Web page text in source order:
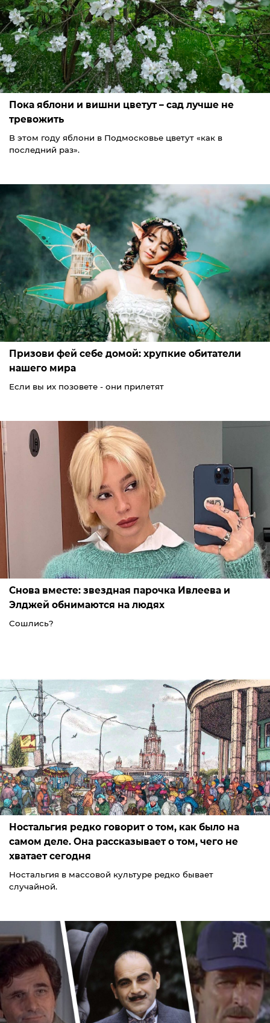
Пока яблони и вишни цветут – сад лучше не
тревожить
В этом году яблони в Подмосковье цветут «как в
последний раз».
Призови фей себе домой: хрупкие обитатели
нашего мира
Если вы их позовете - они прилетят
Снова вместе: звездная парочка Ивлеева и
Элджей обнимаются на людях
Сошлись?
Ностальгия редко говорит о том, как было на
самом деле. Она рассказывает о том, чего не
хватает сегодня
Ностальгия в массовой культуре редко бывает
случайной.